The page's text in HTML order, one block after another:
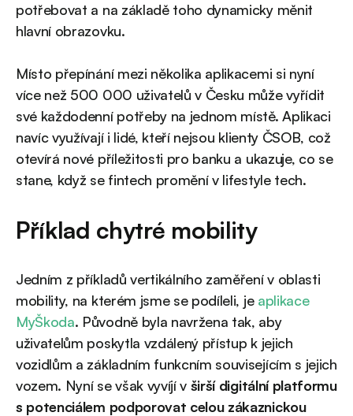
potřebovat a na základě toho dynamicky měnit
hlavní obrazovku.
Místo přepínání mezi několika aplikacemi si nyní
více než 500 000 uživatelů v Česku může vyřídit
své každodenní potřeby na jednom místě. Aplikaci
navíc využívají i lidé, kteří nejsou klienty ČSOB, což
otevírá nové příležitosti pro banku a ukazuje, co se
stane, když se fintech promění v lifestyle tech.
Příklad chytré mobility
Jedním z příkladů vertikálního zaměření v oblasti
mobility, na kterém jsme se podíleli, je aplikace
MyŠkoda. Původně byla navržena tak, aby
uživatelům poskytla vzdálený přístup k jejich
vozidlům a základním funkcním souvisejícím s jejich
vozem. Nyní se však vyvíjí v širší digitální platformu
s potenciálem podporovat celou zákaznickou